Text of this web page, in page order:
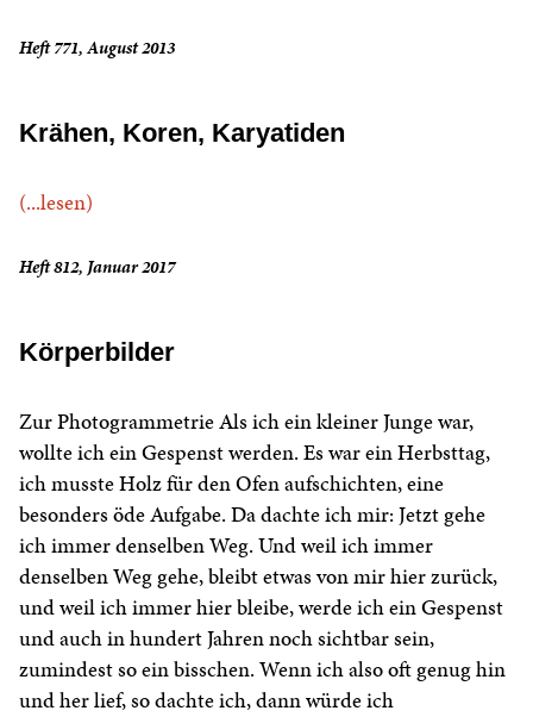
Heft 771, August 2013
Krähen, Koren, Karyatiden
(...lesen)
Heft 812, Januar 2017
Körperbilder
Zur Photogrammetrie Als ich ein kleiner Junge war,
wollte ich ein Gespenst werden. Es war ein Herbsttag,
ich musste Holz für den Ofen aufschichten, eine
besonders öde Aufgabe. Da dachte ich mir: Jetzt gehe
ich immer denselben Weg. Und weil ich immer
denselben Weg gehe, bleibt etwas von mir hier zurück,
und weil ich immer hier bleibe, werde ich ein Gespenst
und auch in hundert Jahren noch sichtbar sein,
zumindest so ein bisschen. Wenn ich also oft genug hin
und her lief, so dachte ich, dann würde ich